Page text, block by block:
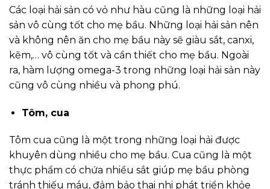
Các loại hải sản có vỏ như hàu cũng là những loại hải
sản vô cùng tốt cho mẹ bầu. Những loại hải sản nên
và không nên ăn cho mẹ bầu này sẽ giàu sắt, canxi,
kẽm,… vô cùng tốt và cần thiết cho mẹ bầu. Ngoài
ra, hàm lượng omega-3 trong những loại hải sản này
cũng vô cùng nhiều và phong phú.
Tôm, cua
Tôm cua cũng là một trong những loại hải được
khuyên dùng nhiều cho mẹ bầu. Cua cũng là một
thực phẩm có chứa nhiều sắt giúp mẹ bầu phòng
tránh thiếu máu, đảm bảo thai nhi phát triển khỏe